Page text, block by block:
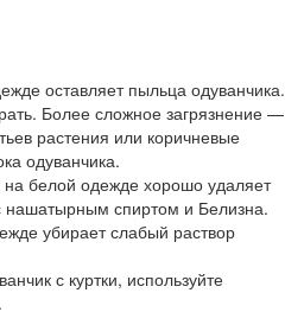
оставляет пыльца одуванчика.
Более сложное загрязнение —
растения или коричневые
одуванчика.
на белой одежде хорошо удаляет
нашатырным спиртом и Белизна.
убирает слабый раствор
с куртки, используйте